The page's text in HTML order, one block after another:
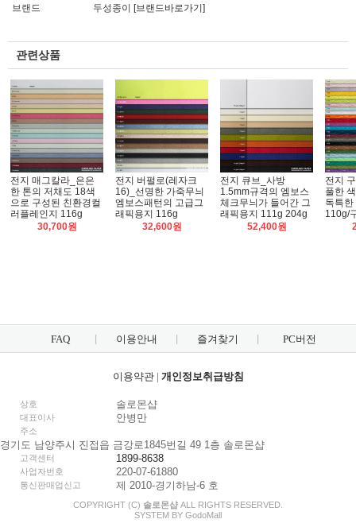
브랜드
두성종이 [브랜드바로가기]
관련상품
전지 매그칼라_은은
한 톤의 저채도 18색
으로 구성된 친환경컬
러플레인지 116g
30,700원
전지 버펄로(레자크
16)_선명한 가죽무늬
엠보스패턴의 고급그
래픽용지 116g
32,600원
전지 큐브_사방
1.5mm규격의 엠보스
체크무늬가 들어간 그
래픽용지 111g 204g
52,400원
전지
풀한
독특
110g/
FAQ 이용안내 즐겨찾기 PC버전
이용약관| 개인정보취급방침
상호 솔로몬샵
대표이사 안병만
주소
경기도 남양주시 진접읍 금강로1845번길 49 1층 솔로몬샵
고객센터 1899-8638
사업자번호 220-07-61880
통신판매업신고 제 2010-경기하남-6 호
COPYRIGHT (C) 솔로몬샵 ALL RIGHTS RESERVED.
SYSTEM BY GodoMall